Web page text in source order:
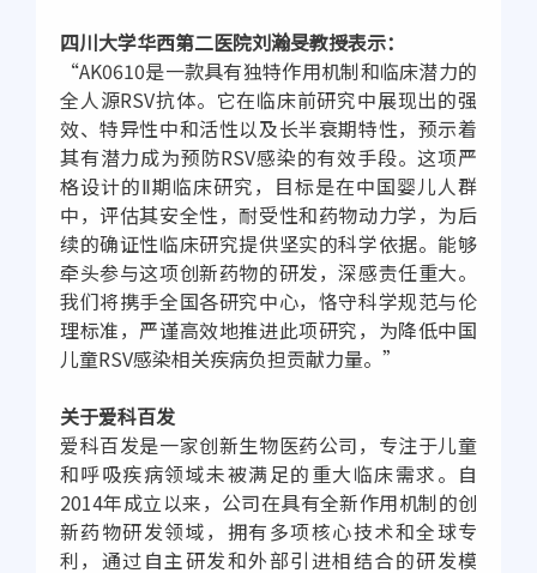
四川大学华西第二医院刘瀚旻教授表示：
“AK0610是一款具有独特作用机制和临床潜力的
全人源RSV抗体。它在临床前研究中展现出的强
效、特异性中和活性以及长半衰期特性，预示着
其有潜力成为预防RSV感染的有效手段。这项严
格设计的Ⅱ期临床研究，目标是在中国婴儿人群
中，评估其安全性，耐受性和药物动力学，为后
续的确证性临床研究提供坚实的科学依据。能够
牵头参与这项创新药物的研发，深感责任重大。
我们将携手全国各研究中心，恪守科学规范与伦
理标准，严谨高效地推进此项研究，为降低中国
儿童RSV感染相关疾病负担贡献力量。”
关于爱科百发
爱科百发是一家创新生物医药公司，专注于儿童
和呼吸疾病领域未被满足的重大临床需求。自
2014年成立以来，公司在具有全新作用机制的创
新药物研发领域，拥有多项核心技术和全球专
利，通过自主研发和外部引进相结合的研发模